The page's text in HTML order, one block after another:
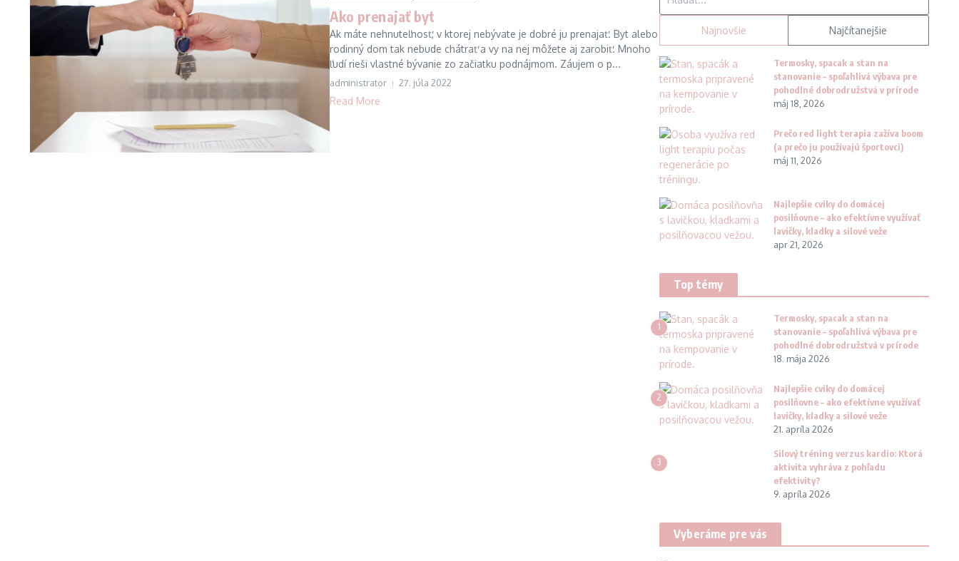
Ako prenajať byt
Ak máte nehnuteľnosť, v ktorej nebývate je dobré ju prenajať. Byt alebo
rodinný dom tak nebude chátrať a vy na nej môžete aj zarobiť. Mnoho
ľudí rieši vlastné bývanie zo začiatku podnájmom. Záujem o p...
administrator 27. júla 2022
Read More
Najnovšie Najčítanejšie
Termosky, spacak a stan na
stanovanie – spoľahlivá výbava pre
pohodlné dobrodružstvá v prírode
máj 18, 2026
Prečo red light terapia zažíva boom
(a prečo ju používajú športovci)
máj 11, 2026
Najlepšie cviky do domácej
posilňovne – ako efektívne využívať
lavičky, kladky a silové veže
apr 21, 2026
Top témy
1
Termosky, spacak a stan na
stanovanie – spoľahlivá výbava pre
pohodlné dobrodružstvá v prírode
18. mája 2026
2
Najlepšie cviky do domácej
posilňovne – ako efektívne využívať
lavičky, kladky a silové veže
21. apríla 2026
3
Silový tréning verzus kardio: Ktorá
aktivita vyhráva z pohľadu
efektivity?
9. apríla 2026
Vyberáme pre vás